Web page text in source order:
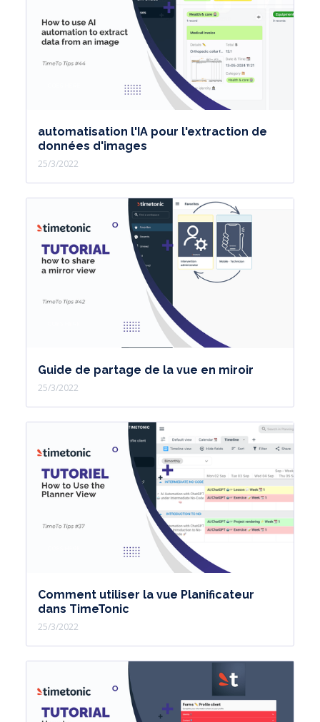
automatisation l'IA pour l'extraction de
données d'images
25/3/2022
Guide de partage de la vue en miroir
25/3/2022
Comment utiliser la vue Planificateur
dans TimeTonic
25/3/2022